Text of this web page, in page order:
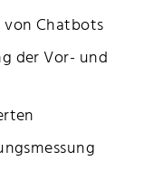
Chatbots
der Vor- und